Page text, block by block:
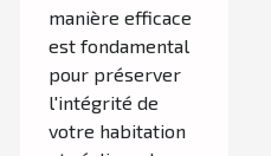
manière efficace
est fondamental
pour préserver
l'intégrité de
votre habitation